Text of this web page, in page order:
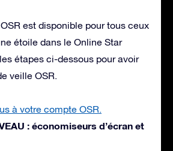
est disponible pour tous ceux
étoile dans le Online Star
étapes ci-dessous pour avoir
veille OSR.
à votre compte OSR.
: économiseurs d’écran et